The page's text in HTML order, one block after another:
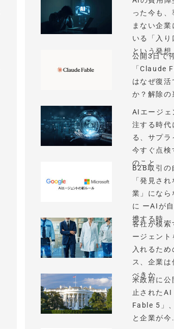
った今も、
まない企業
いる「入り
という発想
公開3日で
「Claude
はなぜ復活
か？解除
AIエージェ
注する時代
る、サプラ
今すぐ点検
のこと
B2B取引の
「発見さ
業」になら
に ーAIが
携する時...
各社が模索
ージェント
入れるため
ス、企業は
べきか
米政府に公
止された
Fable 5」
と企業が今